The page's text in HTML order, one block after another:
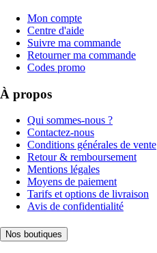
Mon compte
Centre d'aide
Suivre ma commande
Retourner ma commande
Codes promo
À propos
Qui sommes-nous ?
Contactez-nous
Conditions générales de vente
Retour & remboursement
Mentions légales
Moyens de paiement
Tarifs et options de livraison
Avis de confidentialité
Nos boutiques